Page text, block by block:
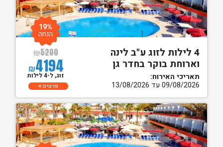
4 לילות לזוג ע"ב לינה
וארוחת בוקר בחדר גן
תאריכי האירוח:
09/08/2026 עד 13/08/2026
₪5200
₪4194
19%
הנחה
זוג, ל-4 לילות
פרטים